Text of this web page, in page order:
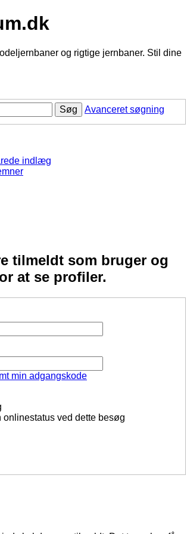
og rigtige jernbaner. Stil dine
Søg Avanceret søgning
indlæg
tilmeldt som bruger og
at se profiler.
min adgangskode
onlinestatus ved dette besøg